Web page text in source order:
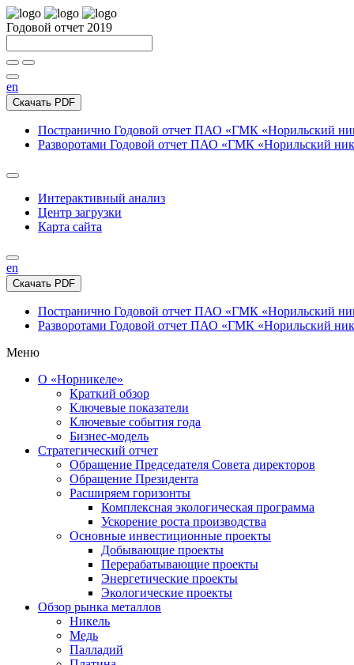
Годовой отчет 2019
en
Скачать PDF
Постранично Годовой отчет ПАО «ГМК «Норильский
Разворотами Годовой отчет ПАО «ГМК «Норильский
Интерактивный анализ
Центр загрузки
Карта сайта
en
Скачать PDF
Постранично Годовой отчет ПАО «ГМК «Норильский
Разворотами Годовой отчет ПАО «ГМК «Норильский
Меню
О «Норникеле»
Краткий обзор
Ключевые показатели
Ключевые события года
Бизнес-модель
Стратегический отчет
Обращение Председателя Совета директоров
Обращение Президента
Расширяем горизонты
Комплексная экологическая программа
Ускорение роста производства
Основные инвестиционные проекты
Добывающие проекты
Перерабатывающие проекты
Энергетические проекты
Экологические проекты
Обзор рынка металлов
Никель
Медь
Палладий